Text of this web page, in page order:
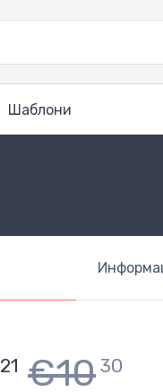
Шаблони
21 €10 30